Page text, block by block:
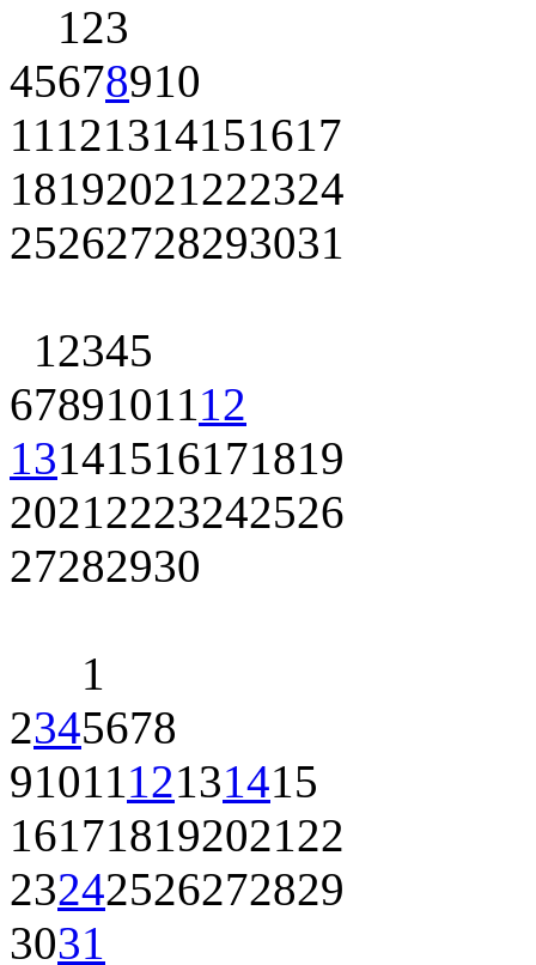
123
45678910
11121314151617
18192021222324
25262728293031
12345
6789101112
13141516171819
20212223242526
27282930
1
2345678
9101112131415
16171819202122
23242526272829
3031